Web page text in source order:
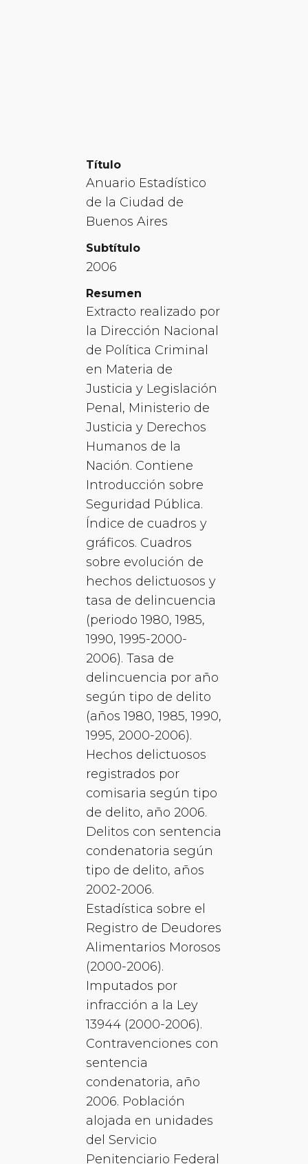
Título
Anuario Estadístico
de la Ciudad de
Buenos Aires
Subtítulo
2006
Resumen
Extracto realizado por
la Dirección Nacional
de Política Criminal
en Materia de
Justicia y Legislación
Penal, Ministerio de
Justicia y Derechos
Humanos de la
Nación. Contiene
Introducción sobre
Seguridad Pública.
Índice de cuadros y
gráficos. Cuadros
sobre evolución de
hechos delictuosos y
tasa de delincuencia
(periodo 1980, 1985,
1990, 1995-2000-
2006). Tasa de
delincuencia por año
según tipo de delito
(años 1980, 1985, 1990,
1995, 2000-2006).
Hechos delictuosos
registrados por
comisaria según tipo
de delito, año 2006.
Delitos con sentencia
condenatoria según
tipo de delito, años
2002-2006.
Estadística sobre el
Registro de Deudores
Alimentarios Morosos
(2000-2006).
Imputados por
infracción a la Ley
13944 (2000-2006).
Contravenciones con
sentencia
condenatoria, año
2006. Población
alojada en unidades
del Servicio
Penitenciario Federal